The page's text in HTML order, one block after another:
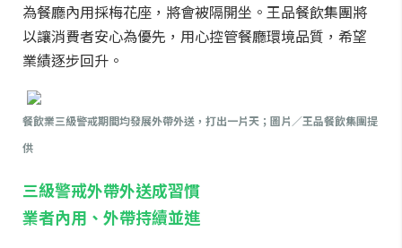
為餐廳內用採梅花座，將會被隔開坐。王品餐飲集團將
以讓消費者安心為優先，用心控管餐廳環境品質，希望
業績逐步回升。
餐飲業三級警戒期間均發展外帶外送，打出一片天；圖片／王品餐飲集團提
供
三級警戒外帶外送成習慣
業者內用、外帶持續並進